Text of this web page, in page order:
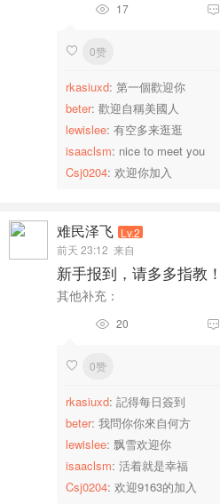
 17 
 0赞
rkasiuxd: 第一個歡迎你
beter: 歡迎自稱美國人
lewislee: 有空多来逛逛
isaaclsm: nice to meet you
Csj0204: 欢迎你加入
难民泽飞 Lv.2
前天 23:12 来自
新手报到，请多多指教！
其他补充：
 20 
 0赞
rkasiuxd: 記得每日簽到
beter: 我問你你來自何方
lewislee: 飘雪欢迎你
isaaclsm: 活着就是幸福
Csj0204: 欢迎9163的加入